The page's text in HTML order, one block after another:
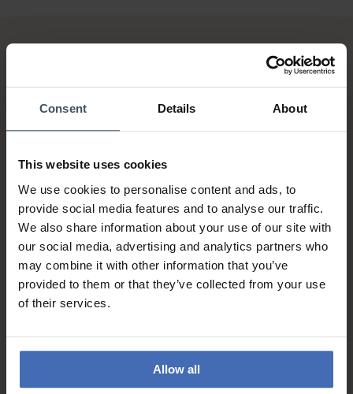
Consent Details About
This website uses cookies
We use cookies to personalise content and ads, to
provide social media features and to analyse our traffic.
We also share information about your use of our site with
our social media, advertising and analytics partners who
may combine it with other information that you’ve
provided to them or that they’ve collected from your use
of their services.
Allow all
fino a 5000.-
info
Spedizione gratuita'*
Raccomandata, Posta A
info